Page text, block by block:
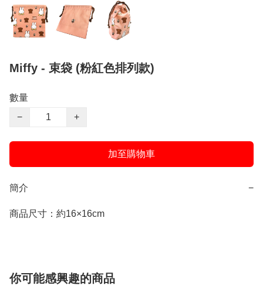
Miffy - 束袋 (粉紅色排列款)
數量
−
+
加至購物車
簡介 −
商品尺寸：約16×16cm
你可能感興趣的商品